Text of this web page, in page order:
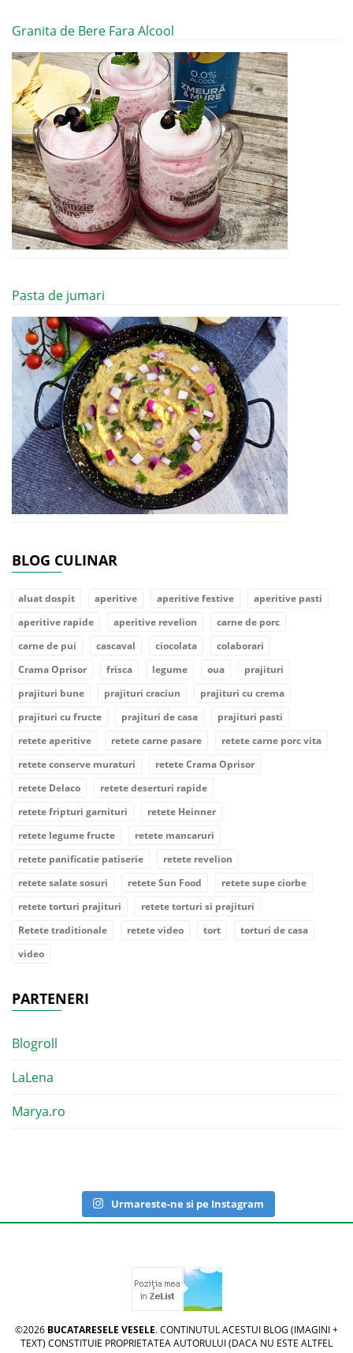
Granita de Bere Fara Alcool
Pasta de jumari
BLOG CULINAR
aluat dospit aperitive aperitive festive
aperitive pasti
aperitive rapide
aperitive revelion
carne de porc
carne de pui
cascaval ciocolata
colaborari
Crama Oprisor
frisca legume oua
prajituri
prajituri bune
prajituri craciun
prajituri cu crema
prajituri cu fructe
prajituri de casa
prajituri pasti
retete aperitive
retete carne pasare
retete carne porc vita
retete conserve muraturi
retete Crama Oprisor
retete Delaco
retete deserturi rapide
retete fripturi garnituri
retete Heinner
retete legume fructe
retete mancaruri
retete panificatie patiserie
retete revelion
retete salate sosuri
retete Sun Food
retete supe ciorbe
retete torturi prajituri
retete torturi si prajituri
Retete traditionale
retete video tort
torturi de casa
video
PARTENERI
Blogroll
LaLena
Marya.ro
Urmareste-ne si pe Instagram
©2026 BUCATARESELE VESELE. CONTINUTUL ACESTUI BLOG (IMAGINI +
TEXT) CONSTITUIE PROPRIETATEA AUTORULUI (DACA NU ESTE ALTFEL